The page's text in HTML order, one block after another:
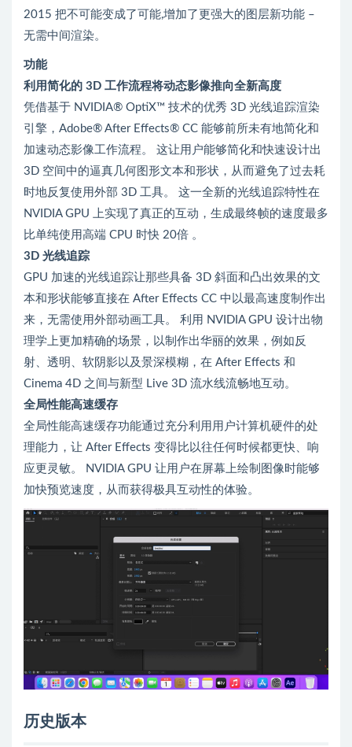
2015 把不可能变成了可能,增加了更强大的图层新功能 –
无需中间渲染。
功能
利用简化的 3D 工作流程将动态影像推向全新高度
凭借基于 NVIDIA® OptiX™ 技术的优秀 3D 光线追踪渲染
引擎，Adobe® After Effects® CC 能够前所未有地简化和
加速动态影像工作流程。 这让用户能够简化和快速设计出
3D 空间中的逼真几何图形文本和形状，从而避免了过去耗
时地反复使用外部 3D 工具。 这一全新的光线追踪特性在
NVIDIA GPU 上实现了真正的互动，生成最终帧的速度最多
比单纯使用高端 CPU 时快 20倍 。
3D 光线追踪
GPU 加速的光线追踪让那些具备 3D 斜面和凸出效果的文
本和形状能够直接在 After Effects CC 中以最高速度制作出
来，无需使用外部动画工具。 利用 NVIDIA GPU 设计出物
理学上更加精确的场景，以制作出华丽的效果，例如反
射、透明、软阴影以及景深模糊，在 After Effects 和
Cinema 4D 之间与新型 Live 3D 流水线流畅地互动。
全局性能高速缓存
全局性能高速缓存功能通过充分利用用户计算机硬件的处
理能力，让 After Effects 变得比以往任何时候都更快、响
应更灵敏。 NVIDIA GPU 让用户在屏幕上绘制图像时能够
加快预览速度，从而获得极具互动性的体验。
历史版本